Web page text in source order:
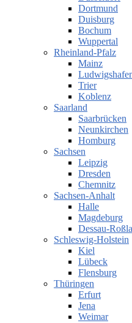
Dortmund
Duisburg
Bochum
Wuppertal
Rheinland-Pfalz
Mainz
Trier
Koblenz
Saarland
Saarbrücken
Neunkirchen
Homburg
Sachsen
Leipzig
Dresden
Chemnitz
Sachsen-Anhalt
Halle
Magdeburg
Dessau-
Schleswig-Holstein
Kiel
Lübeck
Flensburg
Thüringen
Erfurt
Jena
Weimar